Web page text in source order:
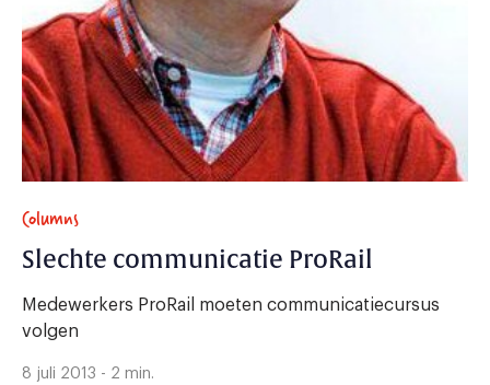
Columns
Slechte communicatie ProRail
Medewerkers ProRail moeten communicatiecursus
volgen
8 juli 2013 - 2 min.